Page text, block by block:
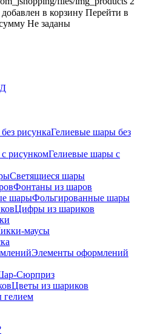
в корзину Перейти в
Не заданы
Гелиевые шары без
Гелиевые шары с
Светящиеся шары
Фонтаны из шаров
Фольгированные шары
Цифры из шариков
маусы
Элементы оформлений
Сюрприз
Цветы из шариков
гелием